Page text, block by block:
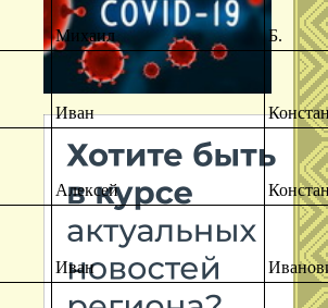
Михаил
Б.
Иван
Алексей
Иван